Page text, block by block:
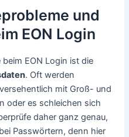
und
EON Login
EON Login ist die
. Oft werden
mit Groß- und
oder es schleichen sich
daher ganz genau,
Passwörtern, denn hier